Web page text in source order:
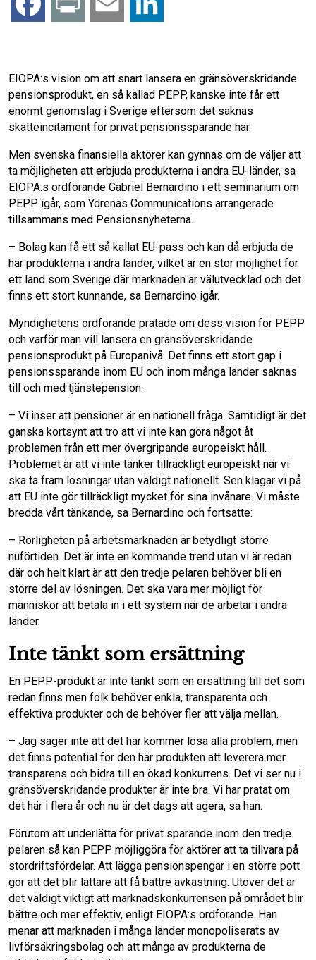
o
o
k
n
d
I
EIOPA:s vision om att snart lansera en gränsöverskridande
pensionsprodukt, en så kallad PEPP, kanske inte får ett
enormt genomslag i Sverige eftersom det saknas
skatteincitament för privat pensionssparande här.
Men svenska finansiella aktörer kan gynnas om de väljer att
ta möjligheten att erbjuda produkterna i andra EU-länder, sa
EIOPA:s ordförande Gabriel Bernardino i ett seminarium om
PEPP igår, som Ydrenäs Communications arrangerade
tillsammans med Pensionsnyheterna.
– Bolag kan få ett så kallat EU-pass och kan då erbjuda de
här produkterna i andra länder, vilket är en stor möjlighet för
ett land som Sverige där marknaden är välutvecklad och det
finns ett stort kunnande, sa Bernardino igår.
Myndighetens ordförande pratade om dess vision för PEPP
och varför man vill lansera en gränsöverskridande
pensionsprodukt på Europanivå. Det finns ett stort gap i
pensionssparande inom EU och inom många länder saknas
till och med tjänstepension.
– Vi inser att pensioner är en nationell fråga. Samtidigt är det
ganska kortsynt att tro att vi inte kan göra något åt
problemen från ett mer övergripande europeiskt håll.
Problemet är att vi inte tänker tillräckligt europeiskt när vi
ska ta fram lösningar utan väldigt nationellt. Sen klagar vi på
att EU inte gör tillräckligt mycket för sina invånare. Vi måste
bredda vårt tänkande, sa Bernardino och fortsatte:
– Rörligheten på arbetsmarknaden är betydligt större
nuförtiden. Det är inte en kommande trend utan vi är redan
där och helt klart är att den tredje pelaren behöver bli en
större del av lösningen. Det ska vara mer möjligt för
människor att betala in i ett system när de arbetar i andra
länder.
Inte tänkt som ersättning
En PEPP-produkt är inte tänkt som en ersättning till det som
redan finns men folk behöver enkla, transparenta och
effektiva produkter och de behöver fler att välja mellan.
– Jag säger inte att det här kommer lösa alla problem, men
det finns potential för den här produkten att leverera mer
transparens och bidra till en ökad konkurrens. Det vi ser nu i
gränsöverskridande produkter är inte bra. Vi har pratat om
det här i flera år och nu är det dags att agera, sa han.
Förutom att underlätta för privat sparande inom den tredje
pelaren så kan PEPP möjliggöra för aktörer att ta tillvara på
stordriftsfördelar. Att lägga pensionspengar i en större pott
gör att det blir lättare att få bättre avkastning. Utöver det är
det väldigt viktigt att marknadskonkurrensen på området blir
bättre och mer effektiv, enligt EIOPA:s ordförande. Han
menar att marknaden i många länder monopoliserats av
livförsäkringsbolag och att många av produkterna de